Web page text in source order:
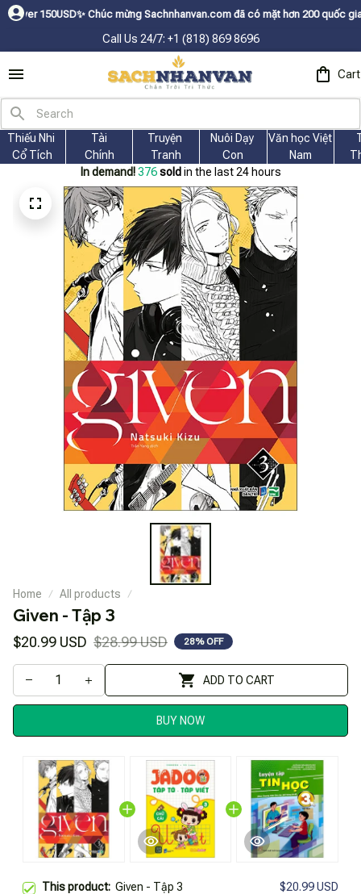
mừng Sachnhanvan.com đã có mặt hơn 200 quốc gia như Mỹ, Canada,
Call Us 24/7: +1 (818) 869 8696
Cart
Thiếu Nhi
Cổ Tích
Tài
Chính
Truyện
Tranh
Nuôi Dạy
Con
Văn học Việt
Nam
In demand! 377 sold in the last 24 hours
Home All products
Given - Tập 3
$20.99 USD $28.99 USD 28% OFF
ADD TO CART
BUY NOW
This product: Given - Tập 3 $20.99 USD